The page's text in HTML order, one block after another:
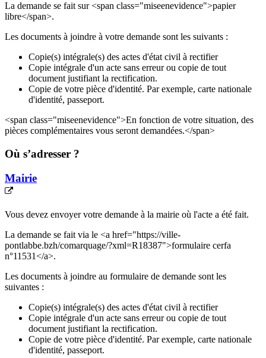
La demande se fait sur <span class="miseenevidence">papier
libre</span>.
Les documents à joindre à votre demande sont les suivants :
Copie(s) intégrale(s) des actes d'état civil à rectifier
Copie intégrale d'un acte sans erreur ou copie de tout
document justifiant la rectification.
Copie de votre pièce d'identité. Par exemple, carte nationale
d'identité, passeport.
<span class="miseenevidence">En fonction de votre situation, des
pièces complémentaires vous seront demandées.</span>
Où s’adresser ?
Mairie
Vous devez envoyer votre demande à la mairie où l'acte a été fait.
La demande se fait via le <a href="https://ville-
pontlabbe.bzh/comarquage/?xml=R18387">formulaire cerfa
n°11531</a>.
Les documents à joindre au formulaire de demande sont les
suivantes :
Copie(s) intégrale(s) des actes d'état civil à rectifier
Copie intégrale d'un acte sans erreur ou copie de tout
document justifiant la rectification.
Copie de votre pièce d'identité. Par exemple, carte nationale
d'identité, passeport.